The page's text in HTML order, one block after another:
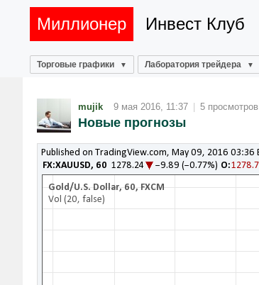
Миллионер Инвест Клуб
Торговые графики Лаборатория трейдера
mujik 9 мая 2016, 11:37 | 5 просмотров
Новые прогнозы